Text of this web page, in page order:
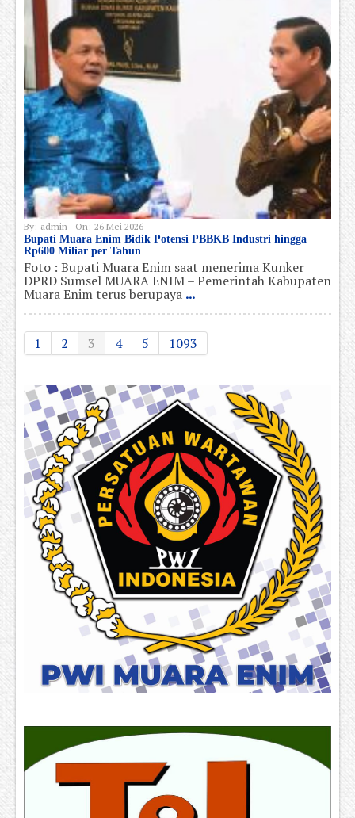
By: admin On: 26 Mei 2026
Bupati Muara Enim Bidik Potensi PBBKB Industri hingga
Rp600 Miliar per Tahun
Foto : Bupati Muara Enim saat menerima Kunker
DPRD Sumsel MUARA ENIM – Pemerintah Kabupaten
Muara Enim terus berupaya ...
1 2 3 4 5 1093